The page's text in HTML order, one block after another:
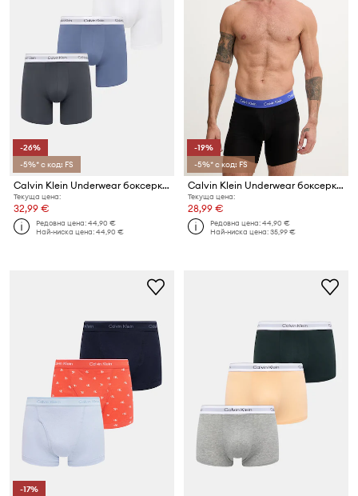
-26%
-5%* с код: FS
Calvin Klein Underwear боксерки мъжки от памук 3 броя
Текуща цена:
32,99 €
Редовна цена:44,90 €
Най-ниска цена:44,90 €
-19%
-5%* с код: FS
Calvin Klein Underwear боксерки мъжки от памук с еластан комплект 3 броя
Текуща цена:
28,99 €
Редовна цена:44,90 €
Най-ниска цена:35,99 €
-17%